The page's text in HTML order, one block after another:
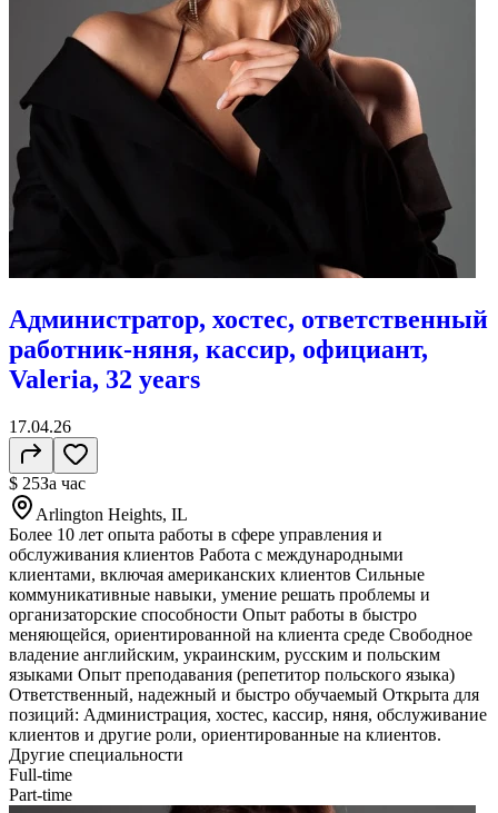
Администратор, хостес, ответственный
работник-няня, кассир, официант,
Valeria, 32 years
17.04.26
$ 25За час
Arlington Heights, IL
Более 10 лет опыта работы в сфере управления и
обслуживания клиентов Работа с международными
клиентами, включая американских клиентов Сильные
коммуникативные навыки, умение решать проблемы и
организаторские способности Опыт работы в быстро
меняющейся, ориентированной на клиента среде Свободное
владение английским, украинским, русским и польским
языками Опыт преподавания (репетитор польского языка)
Ответственный, надежный и быстро обучаемый Открыта для
позиций: Администрация, хостес, кассир, няня, обслуживание
клиентов и другие роли, ориентированные на клиентов.
Другие специальности
Full-time
Part-time